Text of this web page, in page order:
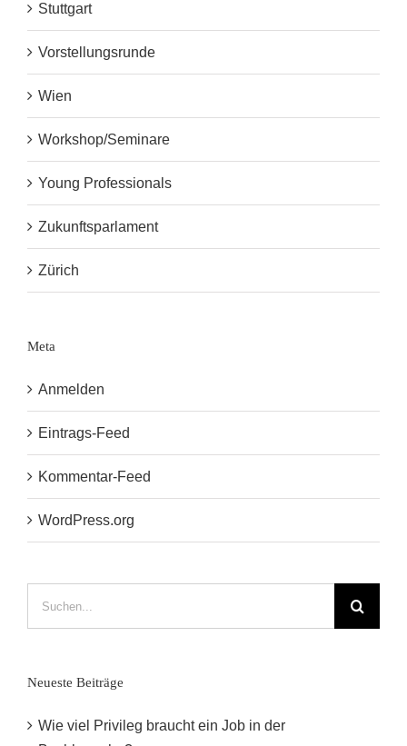
Stuttgart
Vorstellungsrunde
Wien
Workshop/Seminare
Young Professionals
Zukunftsparlament
Zürich
Meta
Anmelden
Eintrags-Feed
Kommentar-Feed
WordPress.org
Neueste Beiträge
Wie viel Privileg braucht ein Job in der